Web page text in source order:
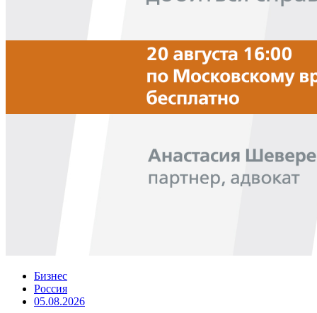
Бизнес
Россия
05.08.2026